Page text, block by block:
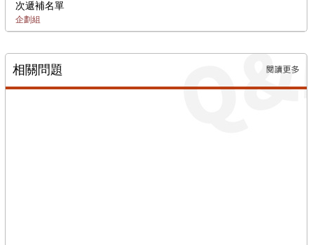
次遞補名單
企劃組
相關問題 更多→